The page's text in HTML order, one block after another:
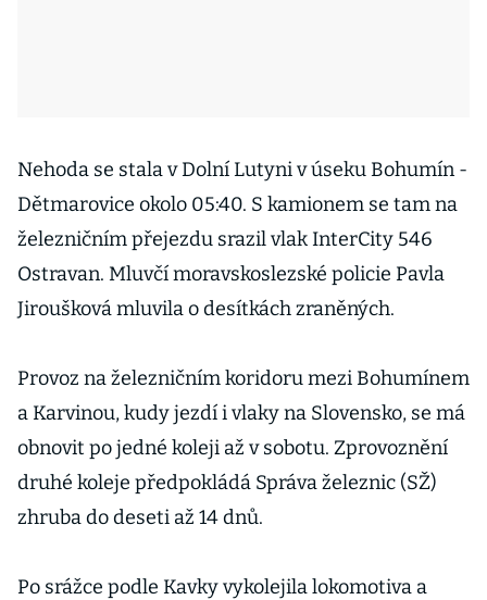
Nehoda se stala v Dolní Lutyni v úseku Bohumín -
Dětmarovice okolo 05:40. S kamionem se tam na
železničním přejezdu srazil vlak InterCity 546
Ostravan. Mluvčí moravskoslezské policie Pavla
Jiroušková mluvila o desítkách zraněných.
Provoz na železničním koridoru mezi Bohumínem
a Karvinou, kudy jezdí i vlaky na Slovensko, se má
obnovit po jedné koleji až v sobotu. Zprovoznění
druhé koleje předpokládá Správa železnic (SŽ)
zhruba do deseti až 14 dnů.
Po srážce podle Kavky vykolejila lokomotiva a